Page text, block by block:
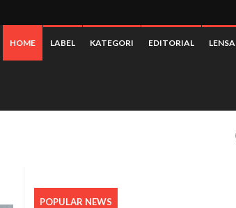
HOME LABEL KATEGORI EDITORIAL LENSA
POPULAR NEWS